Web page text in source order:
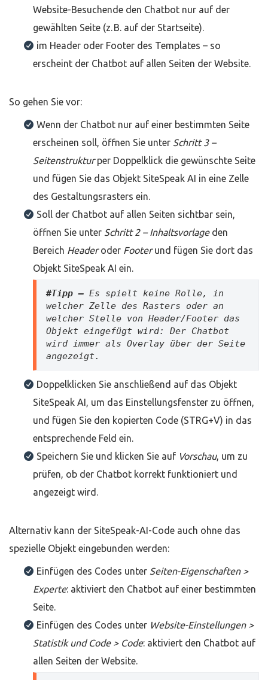
Website-Besuchende den Chatbot nur auf der
gewählten Seite (z. B. auf der Startseite).
im Header oder Footer des Templates – so
erscheint der Chatbot auf allen Seiten der Website.
So gehen Sie vor:
Wenn der Chatbot nur auf einer bestimmten Seite
erscheinen soll, öffnen Sie unter Schritt 3 –
Seitenstrukturper Doppelklick die gewünschte Seite
und fügen Sie das Objekt SiteSpeak AI in eine Zelle
des Gestaltungsrasters ein.
Soll der Chatbot auf allen Seiten sichtbar sein,
öffnen Sie unter Schritt 2 – Inhaltsvorlageden
Bereich Headeroder Footerund fügen Sie dort das
Objekt SiteSpeak AI ein.
#Tipp – Es spielt keine Rolle, in
welcher Zelle des Rasters oder an
welcher Stelle von Header/Footer das
Objekt eingefügt wird: Der Chatbot
wird immer als Overlay über der Seite
angezeigt.
Doppelklicken Sie anschließend auf das Objekt
SiteSpeak AI, um das Einstellungsfenster zu öffnen,
und fügen Sie den kopierten Code (STRG+V) in das
entsprechende Feld ein.
Speichern Sie und klicken Sie auf Vorschau, um zu
prüfen, ob der Chatbot korrekt funktioniert und
angezeigt wird.
Alternativ kann der SiteSpeak-AI-Code auch ohne das
spezielle Objekt eingebunden werden:
Einfügen des Codes unter Seiten-Eigenschaften >
Experte: aktiviert den Chatbot auf einer bestimmten
Seite.
Einfügen des Codes unter Website-Einstellungen >
Statistik und Code >Code: aktiviert den Chatbot auf
allen Seiten der Website.